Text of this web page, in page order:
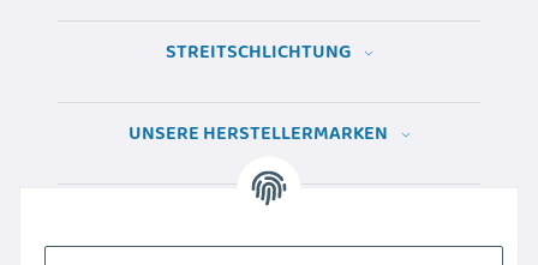
STREITSCHLICHTUNG
UNSERE HERSTELLERMARKEN